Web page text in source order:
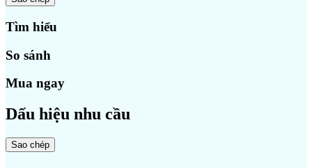
Tìm hiểu
So sánh
Mua ngay
Dấu hiệu nhu cầu
Sao chép